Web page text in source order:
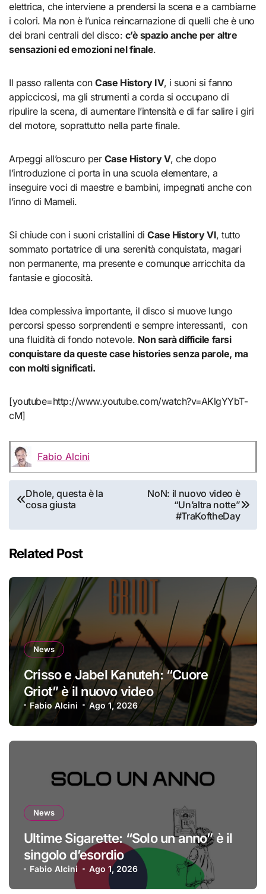
elettrica, che interviene a prendersi la scena e a cambiarne
i colori. Ma non è l’unica reincarnazione di quelli che è uno
dei brani centrali del disco: c’è spazio anche per altre
sensazioni ed emozioni nel finale.
Il passo rallenta conCase History IV, i suoni si fanno
appiccicosi, ma gli strumenti a corda si occupano di
ripulire la scena, di aumentare l’intensità e di far salire i giri
del motore, soprattutto nella parte finale.
Arpeggi all’oscuro per Case History V, che dopo
l’introduzione ci porta in una scuola elementare, a
inseguire voci di maestre e bambini, impegnati anche con
l’inno di Mameli.
Si chiude con i suoni cristallini diCase History VI, tutto
sommato portatrice di una serenità conquistata, magari
non permanente, ma presente e comunque arricchita da
fantasie e giocosità.
Idea complessiva importante, il disco si muove lungo
percorsi spesso sorprendenti e sempre interessanti, con
una fluidità di fondo notevole. Non sarà difficile farsi
conquistare da queste case histories senza parole, ma
con molti significati.
[youtube=http://www.youtube.com/watch?v=AKlgYYbT-
cM]
Fabio Alcini
Navigazione
articoli
Dhole, questa è la
cosa giusta
NoN: il nuovo video è
“Un’altra notte”
#TraKoftheDay
Related Post
News
Crisso e Jabel Kanuteh: “Cuore
Griot” è il nuovo video
Fabio Alcini Ago 1, 2026
News
Ultime Sigarette: “Solo un anno” è il
singolo d’esordio
Fabio Alcini Ago 1, 2026